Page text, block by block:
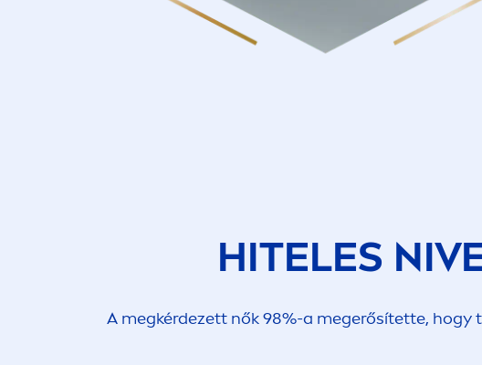
HITELES
A megkérdezett nők 98%-a megerősítette,